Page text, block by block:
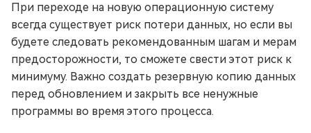
При переходе на новую операционную систему
всегда существует риск потери данных, но если вы
будете следовать рекомендованным шагам и мерам
предосторожности, то сможете свести этот риск к
минимуму. Важно создать резервную копию данных
перед обновлением и закрыть все ненужные
программы во время этого процесса.